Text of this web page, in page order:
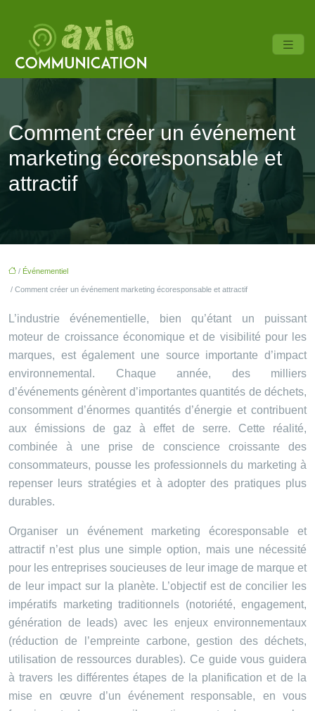
Comment créer un événement
marketing écoresponsable et
attractif
/ Événementiel
/ Comment créer un événement marketing écoresponsable et attractif
L’industrie événementielle, bien qu’étant un puissant
moteur de croissance économique et de visibilité pour les
marques, est également une source importante d’impact
environnemental. Chaque année, des milliers
d’événements génèrent d’importantes quantités de déchets,
consomment d’énormes quantités d’énergie et contribuent
aux émissions de gaz à effet de serre. Cette réalité,
combinée à une prise de conscience croissante des
consommateurs, pousse les professionnels du marketing à
repenser leurs stratégies et à adopter des pratiques plus
durables.
Organiser un événement marketing écoresponsable et
attractif n’est plus une simple option, mais une nécessité
pour les entreprises soucieuses de leur image de marque et
de leur impact sur la planète. L’objectif est de concilier les
impératifs marketing traditionnels (notoriété, engagement,
génération de leads) avec les enjeux environnementaux
(réduction de l’empreinte carbone, gestion des déchets,
utilisation de ressources durables). Ce guide vous guidera
à travers les différentes étapes de la planification et de la
mise en œuvre d’un événement responsable, en vous